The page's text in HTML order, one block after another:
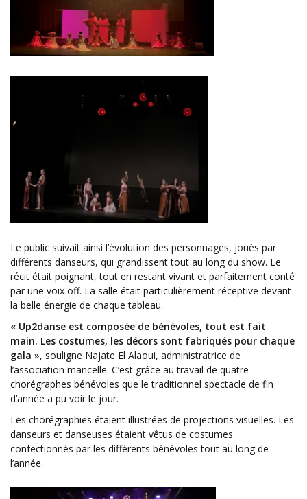
Le public suivait ainsi l’évolution des personnages, joués par
différents danseurs, qui grandissent tout au long du show. Le
récit était poignant, tout en restant vivant et parfaitement conté
par une voix off. La salle était particulièrement réceptive devant
la belle énergie de chaque tableau.
« Up2danse est composée de bénévoles, tout est fait
main. Les costumes, les décors sont fabriqués pour chaque
gala », souligne Najate El Alaoui, administratrice de
l’association mancelle. C’est grâce au travail de quatre
chorégraphes bénévoles que le traditionnel spectacle de fin
d’année a pu voir le jour.
Les chorégraphies étaient illustrées de projections visuelles. Les
danseurs et danseuses étaient vêtus de costumes
confectionnés par les différents bénévoles tout au long de
l’année.